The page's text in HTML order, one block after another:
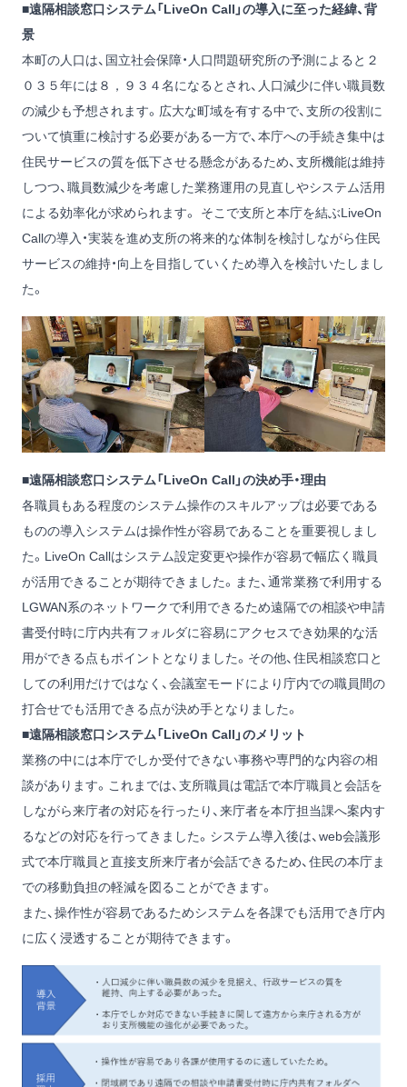
■遠隔相談窓口システム「LiveOn Call」の導入に至った経緯、背
景
本町の人口は、国立社会保障・人口問題研究所の予測によると２
０３５年には８，９３４名になるとされ、人口減少に伴い職員数
の減少も予想されます。広大な町域を有する中で、支所の役割に
ついて慎重に検討する必要がある一方で、本庁への手続き集中は
住民サービスの質を低下させる懸念があるため、支所機能は維持
しつつ、職員数減少を考慮した業務運用の見直しやシステム活用
による効率化が求められます。 そこで支所と本庁を結ぶLiveOn
Callの導入・実装を進め支所の将来的な体制を検討しながら住民
サービスの維持・向上を目指していくため導入を検討いたしまし
た。
■遠隔相談窓口システム「LiveOn Call」の決め手・理由
各職員もある程度のシステム操作のスキルアップは必要である
ものの導入システムは操作性が容易であることを重要視しまし
た。LiveOn Callはシステム設定変更や操作が容易で幅広く職員
が活用できることが期待できました。また、通常業務で利用する
LGWAN系のネットワークで利用できるため遠隔での相談や申請
書受付時に庁内共有フォルダに容易にアクセスでき効果的な活
用ができる点もポイントとなりました。その他、住民相談窓口と
しての利用だけではなく、会議室モードにより庁内での職員間の
打合せでも活用できる点が決め手となりました。
■遠隔相談窓口システム「LiveOn Call」のメリット
業務の中には本庁でしか受付できない事務や専門的な内容の相
談があります。これまでは、支所職員は電話で本庁職員と会話を
しながら来庁者の対応を行ったり、来庁者を本庁担当課へ案内す
るなどの対応を行ってきました。システム導入後は、web会議形
式で本庁職員と直接支所来庁者が会話できるため、住民の本庁ま
での移動負担の軽減を図ることができます。
また、操作性が容易であるためシステムを各課でも活用でき庁内
に広く浸透することが期待できます。